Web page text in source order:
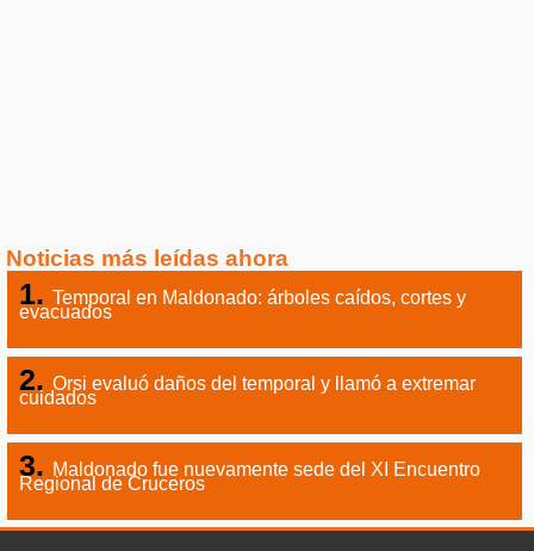
Noticias más leídas ahora
Temporal en Maldonado: árboles caídos, cortes y
evacuados
Orsi evaluó daños del temporal y llamó a extremar
cuidados
Maldonado fue nuevamente sede del XI Encuentro
Regional de Cruceros